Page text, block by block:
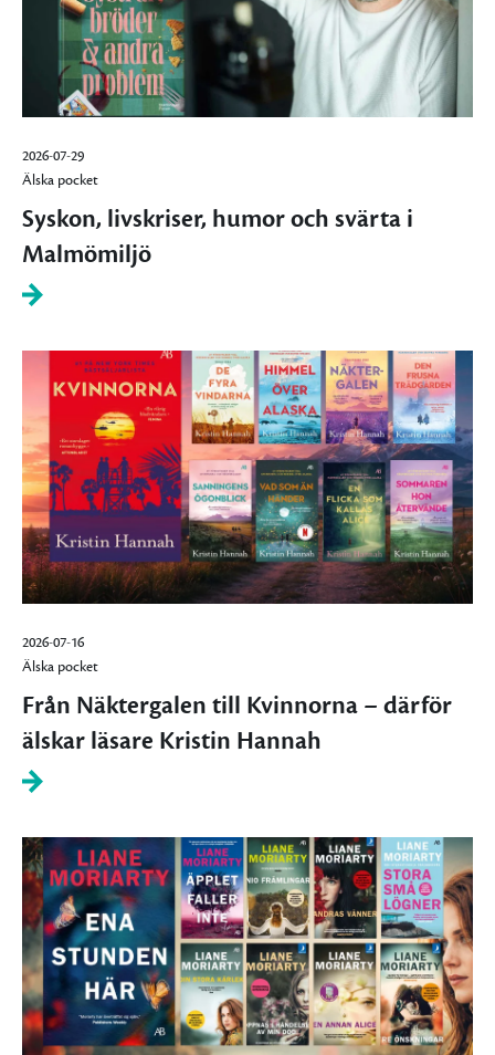
2026-07-29
Älska pocket
Syskon, livskriser, humor och svärta i
Malmömiljö
2026-07-16
Älska pocket
Från Näktergalen till Kvinnorna – därför
älskar läsare Kristin Hannah